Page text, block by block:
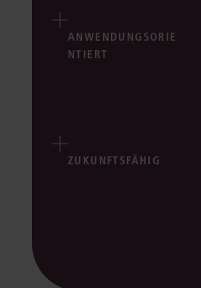
ANWENDUNGSORIE
NTIERT
ZUKUNFTSFÄHIG